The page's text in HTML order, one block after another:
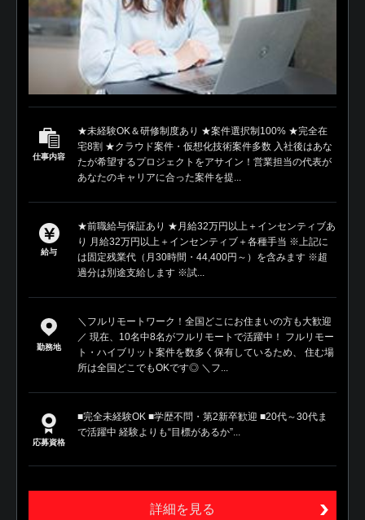
仕事内容
★未経験OK＆研修制度あり ★案件選択制100% ★完全在
宅8割 ★クラウド案件・仮想化技術案件多数 入社後はあな
たが希望するプロジェクトをアサイン！営業担当の代表が
あなたのキャリアに合った案件を提...
給与
★前職給与保証あり ★月給32万円以上＋インセンティブあ
り 月給32万円以上＋インセンティブ＋各種手当 ※上記に
は固定残業代（月30時間・44,400円～）を含みます ※超
過分は別途支給します ※試...
勤務地
＼フルリモートワーク！全国どこにお住まいの方も大歓迎
／ 現在、10名中8名がフルリモートで活躍中！ フルリモー
ト・ハイブリット案件を数多く保有しているため、 住む場
所は全国どこでもOKです◎ ＼フ...
応募資格
■完全未経験OK ■学歴不問・第2新卒歓迎 ■20代～30代ま
で活躍中 経験よりも“目標があるか”...
詳細を見る